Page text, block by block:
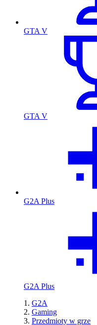
GTA V
GTA V
G2A Plus
G2A Plus
G2A
Gaming
Przedmioty w grze